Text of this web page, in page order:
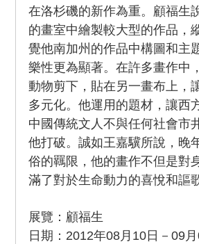
在洛杉磯的新作為重。顧福生
的畫室中繪製較大型的作品，
覺他南加州的作品中構圖和主
樂性更為顯著。在許多畫作中
動物剪下，貼在另一畫布上，
多元化。他運用的題材，讓西
中國傳統文人不與任何社會市
他打破。誠如王嘉驥所說，晚
俗的羈限，他的畫作不但是對
滿了對於生命動力的喜悅和謳
展覽：顧福生
日期：2012年08月10日－09月